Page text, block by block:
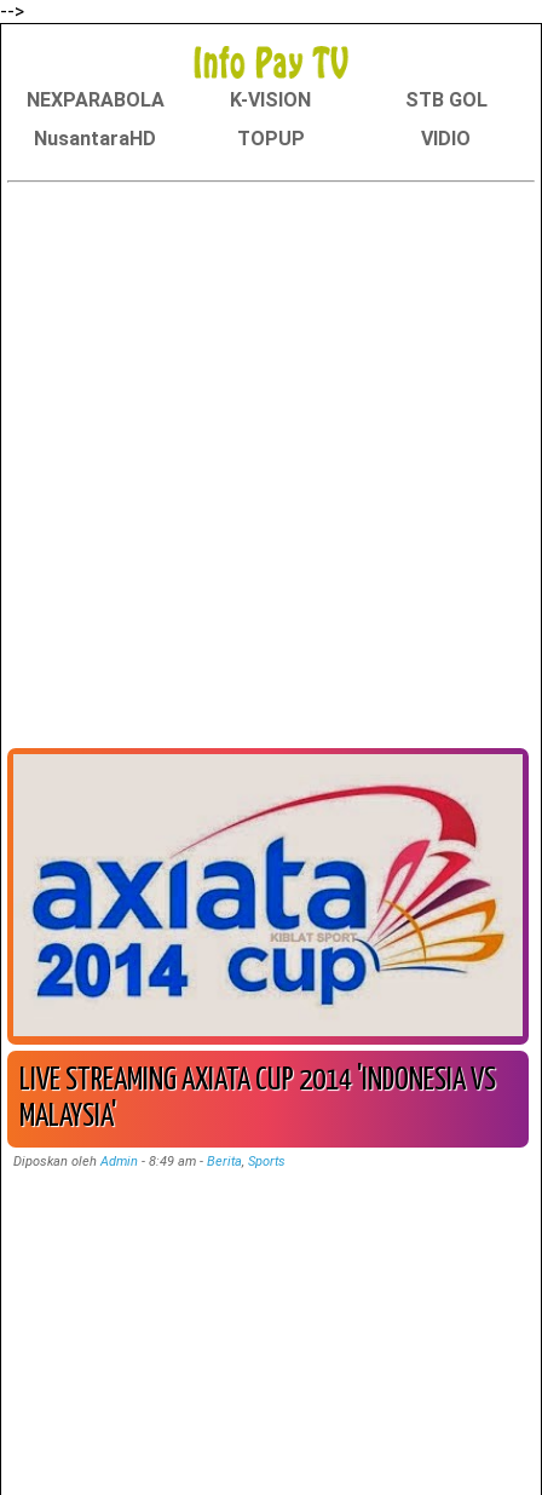
-->
NEXPARABOLA K-VISION
STB GOL
NusantaraHD
TOPUP VIDIO
LIVE STREAMING AXIATA CUP 2014 'INDONESIA VS
MALAYSIA'
Diposkan olehAdmin - 8:49 am- Berita ,Sports